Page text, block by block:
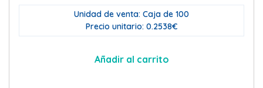
Unidad de venta: Caja de 100
Precio unitario: 0.2538€
Añadir al carrito